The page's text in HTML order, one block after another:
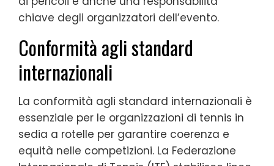
chiave degli organizzatori dell’evento.
Conformità agli standard
internazionali
La conformità agli standard internazionali è
essenziale per le organizzazioni di tennis in
sedia a rotelle per garantire coerenza e
equità nelle competizioni. La Federazione